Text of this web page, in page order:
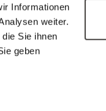
Informationen
weiter.
Sie ihnen
geben